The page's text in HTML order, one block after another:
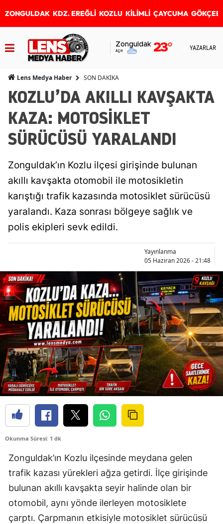
ZONGULDAK KDZ. EREĞLİ KOZLU KİLİMLİ ÇAYCUMA
Zonguldak
Açık 23° YAZARLAR
Lens Medya Haber SON DAKİKA
KOZLU’DA AKILLI KAVŞAKTA
KAZA: MOTOSİKLET
SÜRÜCÜSÜ YARALANDI
Zonguldak’ın Kozlu ilçesi girişinde bulunan
akıllı kavşakta otomobil ile motosikletin
karıştığı trafik kazasında motosiklet sürücüsü
yaralandı. Kaza sonrası bölgeye sağlık ve
polis ekipleri sevk edildi.
Yayınlanma
05 Haziran 2026 - 21:48
Okunma Süresi: 1 dk
Zonguldak’ın Kozlu ilçesinde meydana gelen
trafik kazası yürekleri ağza getirdi. İlçe girişinde
bulunan akıllı kavşakta seyir halinde olan bir
otomobil, aynı yönde ilerleyen motosiklete
çarptı. Çarpmanın etkisiyle motosiklet sürücüsü